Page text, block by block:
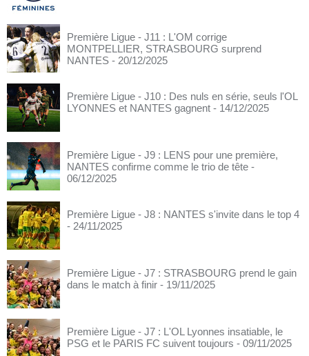
Première Ligue - J11 : L'OM corrige
MONTPELLIER, STRASBOURG surprend
NANTES - 20/12/2025
Première Ligue - J10 : Des nuls en série, seuls l'OL
LYONNES et NANTES gagnent - 14/12/2025
Première Ligue - J9 : LENS pour une première,
NANTES confirme comme le trio de tête -
06/12/2025
Première Ligue - J8 : NANTES s'invite dans le top 4
- 24/11/2025
Première Ligue - J7 : STRASBOURG prend le gain
dans le match à finir - 19/11/2025
Première Ligue - J7 : L'OL Lyonnes insatiable, le
PSG et le PARIS FC suivent toujours - 09/11/2025